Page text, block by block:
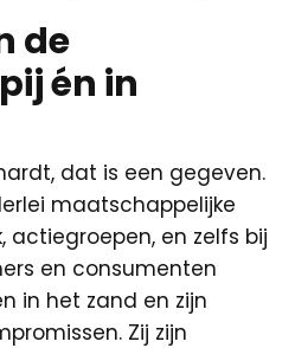
de
én in
dat is een gegeven.
maatschappelijke
actiegroepen, en zelfs bij
en consumenten
in het zand en zijn
Zij zijn